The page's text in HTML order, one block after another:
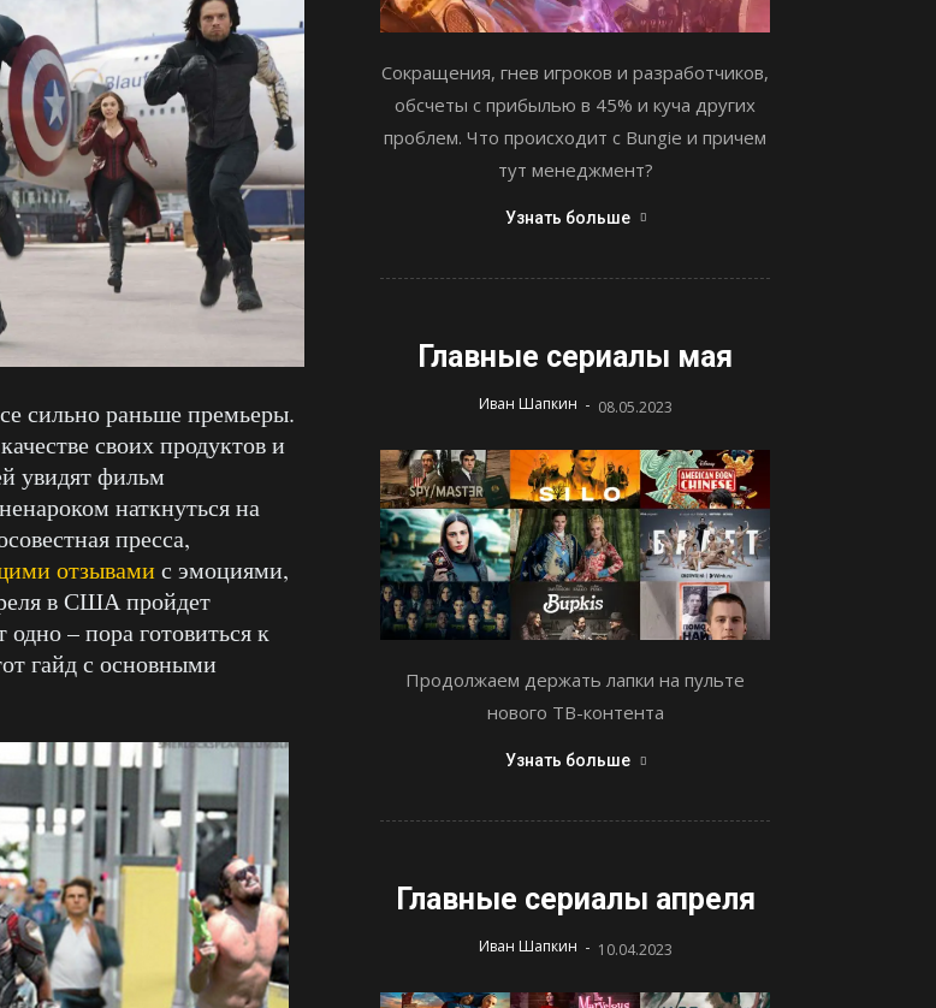
сильно раньше премьеры.
своих продуктов и
увидят фильм
наткнуться на
пресса,
отзывамис эмоциями,
в США пройдет
– пора готовиться к
гайд с основными
Сокращения, гнев игроков и разработчиков,
обсчеты с прибылью в 45% и куча других
проблем. Что происходит с Bungie и причем
тут менеджмент?
Узнать больше
Главные сериалы мая
Иван Шапкин - 08.05.2023
Продолжаем держать лапки на пульте
нового ТВ-контента
Узнать больше
Главные сериалы апреля
Иван Шапкин - 10.04.2023